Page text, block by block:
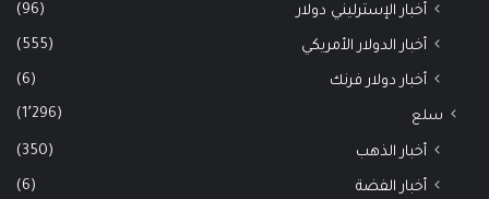
أخبار الإسترليني دولار (96)
أخبار الدولار الأمريكي (555)
أخبار دولار فرنك (6)
سلع (1٬296)
أخبار الذهب (350)
أخبار الفضة (6)